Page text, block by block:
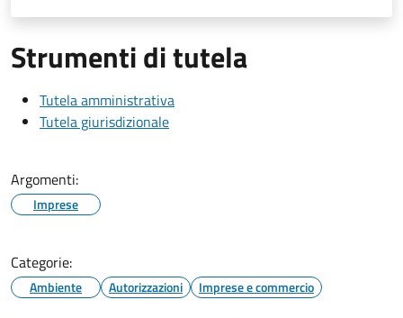
Strumenti di tutela
Tutela amministrativa
Tutela giurisdizionale
Argomenti:
Imprese
Categorie:
Ambiente Autorizzazioni Imprese e commercio